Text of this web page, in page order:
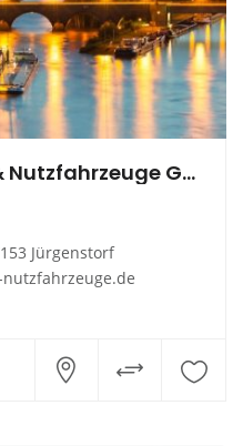
Köster Landtechnik & Nutzfahrzeuge GmbH
Jürgenstorf